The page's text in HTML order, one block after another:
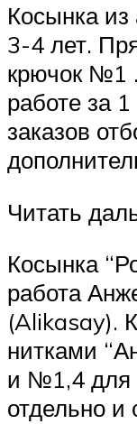
Косынка из
3-4 лет.
крючок №1
работе за
заказов
Читать
Косынка
работа
(Alikasay).
нитками
и №1,4 для
отдельно